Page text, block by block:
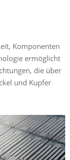
Komponenten
ermöglicht
die über
und Kupfer